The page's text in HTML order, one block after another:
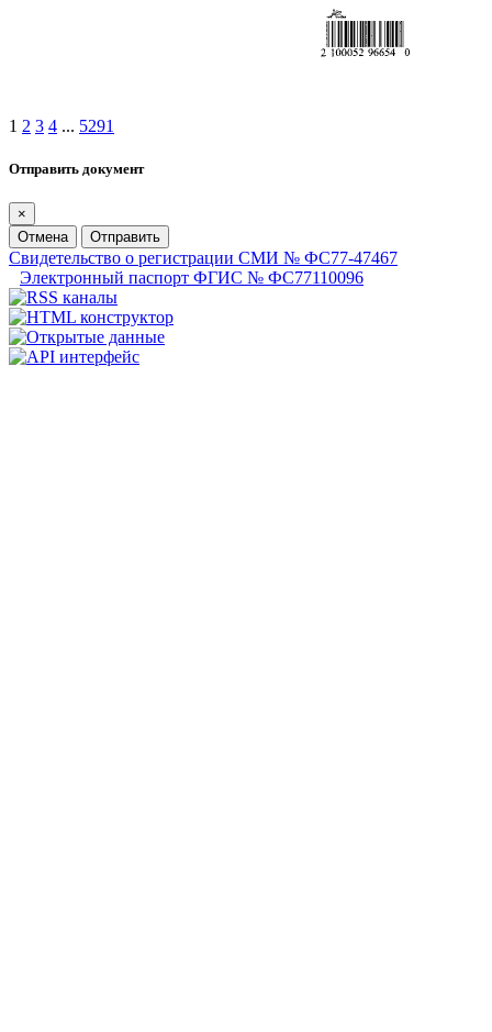
1 2 3 4 ... 5291
Отправить документ
×
Отмена
Отправить
Свидетельство о регистрации СМИ № ФС77-47467
Электронный паспорт ФГИС № ФС77110096